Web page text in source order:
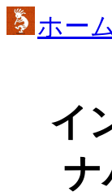
ホー
イ